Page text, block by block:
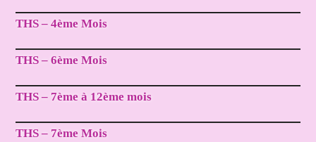
THS – 4ème Mois
THS – 6ème Mois
THS – 7ème à 12ème mois
THS – 7ème Mois